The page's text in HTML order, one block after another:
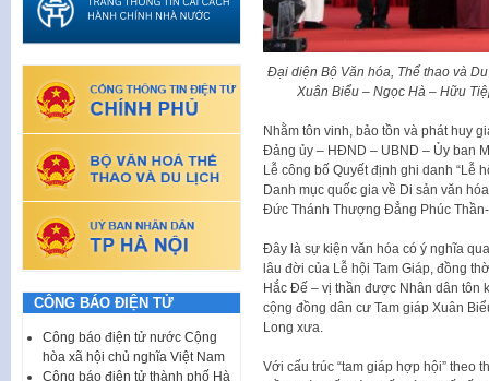
Đại diện Bộ Văn hóa, Thể thao và
Xuân Biểu – Ngọc Hà – Hữu
Nhằm tôn vinh, bảo tồn và phát huy
Đảng ủy – HĐND – UBND – Ủy ban
Lễ công bố Quyết định ghi danh “Lễ
Danh mục quốc gia về Di sản văn
Đức Thánh Thượng Đẳng Phúc
Đây là sự kiện văn hóa có ý nghĩa
lâu đời của Lễ hội Tam Giáp, đồng
Hắc Đế – vị thần được Nhân dân tôn
cộng đồng dân cư Tam giáp Xuân
Long xưa.
Với cấu trúc “tam giáp hợp hội” theo
CÔNG BÁO ĐIỆN TỬ
Công báo điện tử nước Cộng
hòa xã hội chủ nghĩa Việt Nam
Công báo điện tử thành phố Hà